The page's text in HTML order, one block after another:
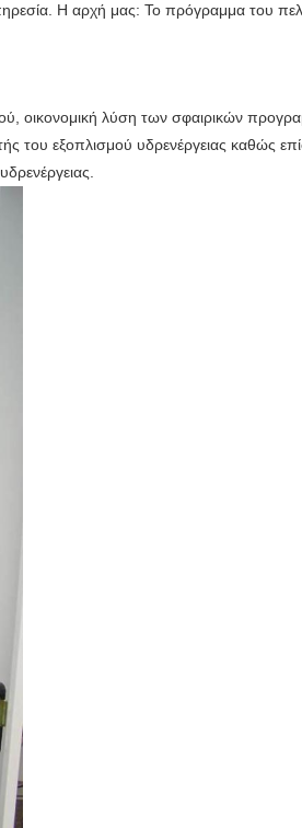
Η αρχή μας: Το πρόγραμμα του
οικονομική λύση των σφαιρικών
του εξοπλισμού υδρενέργειας καθώς